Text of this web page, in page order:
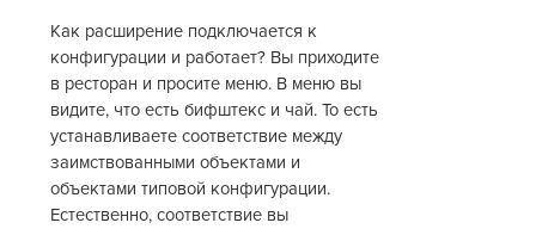
Как расширение подключается к
конфигурации и работает? Вы приходите
в ресторан и просите меню. В меню вы
видите, что есть бифштекс и чай. То есть
устанавливаете соответствие между
заимствованными объектами и
объектами типовой конфигурации.
Естественно, соответствие вы